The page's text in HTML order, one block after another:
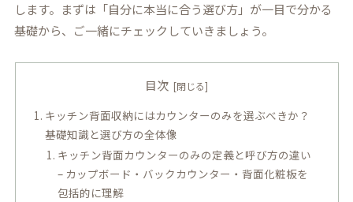
します。まずは「自分に本当に合う選び方」が一目で分かる
基礎から、ご一緒にチェックしていきましょう。
目次
キッチン背面収納にはカウンターのみを選ぶべきか？
基礎知識と選び方の全体像
キッチン背面カウンターのみの定義と呼び方の違い
– カップボード・バックカウンター・背面化粧板を
包括的に理解